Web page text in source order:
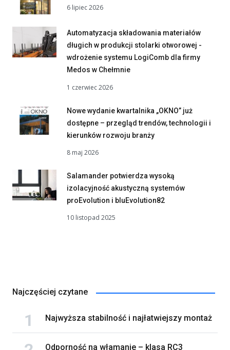
6 lipiec 2026
Automatyzacja składowania materiałów
długich w produkcji stolarki otworowej -
wdrożenie systemu LogiComb dla firmy
Medos w Chełmnie
1 czerwiec 2026
Nowe wydanie kwartalnika „OKNO” już
dostępne – przegląd trendów, technologii i
kierunków rozwoju branży
8 maj 2026
Salamander potwierdza wysoką
izolacyjność akustyczną systemów
proEvolution i bluEvolution82
10 listopad 2025
Najczęściej czytane
Najwyższa stabilność i najłatwiejszy montaż
Odporność na włamanie – klasa RC3